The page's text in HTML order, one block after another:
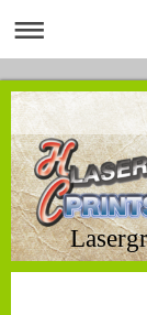
Ihr
im